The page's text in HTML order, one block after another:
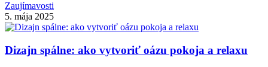
Zaujímavosti
5. mája 2025
Dizajn spálne: ako vytvoriť oázu pokoja a relaxu